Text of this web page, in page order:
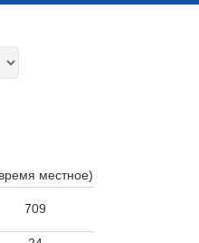
местное)
709